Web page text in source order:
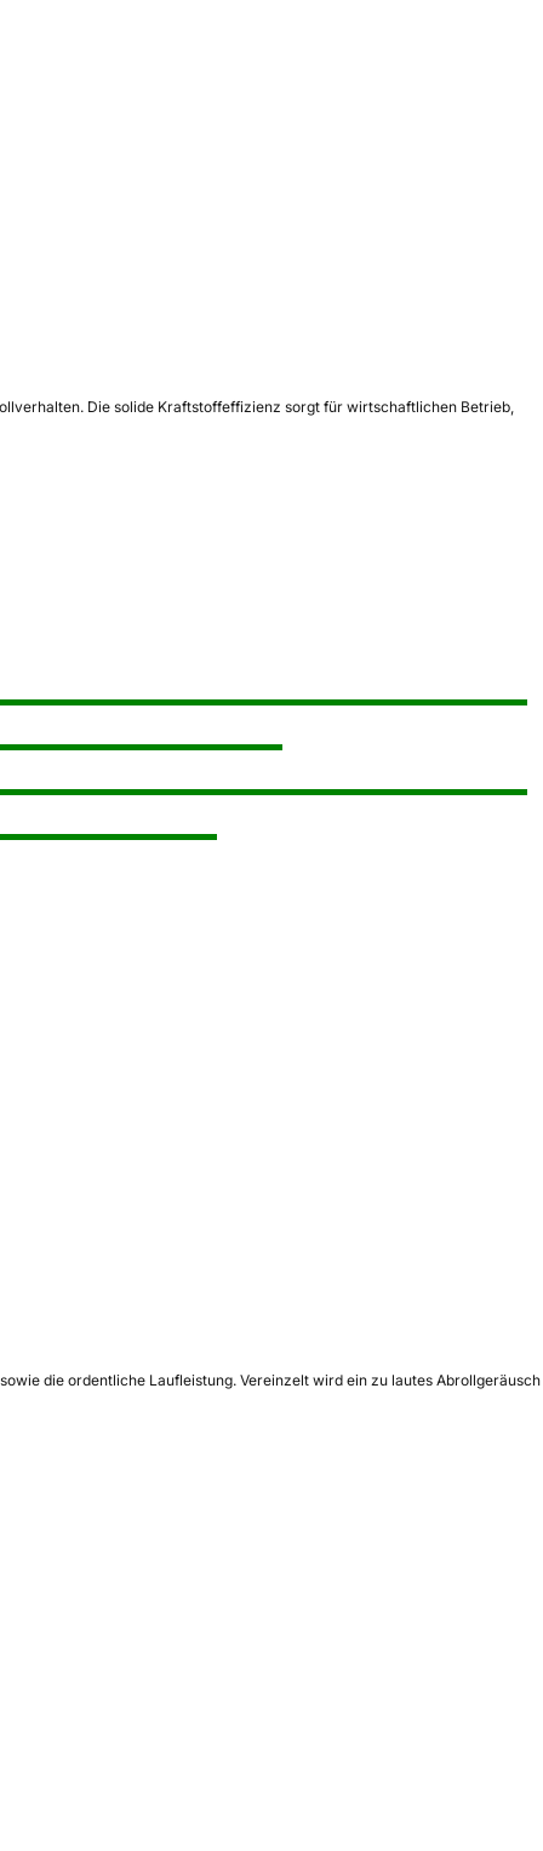
Die solide Kraftstoffeffizienz sorgt für wirtschaftlichen Betrieb,
die ordentliche Laufleistung. Vereinzelt wird ein zu lautes Abrollgeräusch